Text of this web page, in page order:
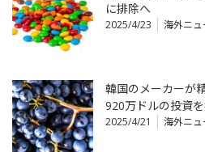
に排除へ
2025/4/23 海外ニュ
韓国のメーカーが
920万ドルの投資
2025/4/21 海外ニュ